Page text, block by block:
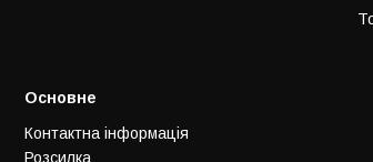
Основне
Контактна інформація
Розсилка